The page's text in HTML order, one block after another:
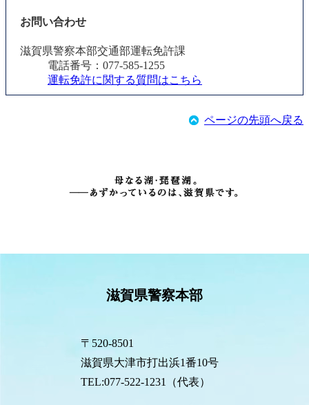
お問い合わせ
滋賀県警察本部交通部運転免許課
電話番号：077-585-1255
運転免許に関する質問はこちら
ページの先頭へ戻る
滋賀県警察本部
〒520-8501
滋賀県大津市打出浜1番10号
TEL:077-522-1231（代表）